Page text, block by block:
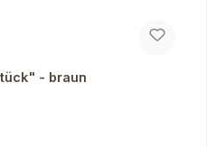
- braun